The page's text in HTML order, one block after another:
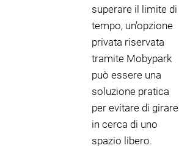
superare il limite di
tempo, un’opzione
privata riservata
tramite Mobypark
può essere una
soluzione pratica
per evitare di girare
in cerca di uno
spazio libero.